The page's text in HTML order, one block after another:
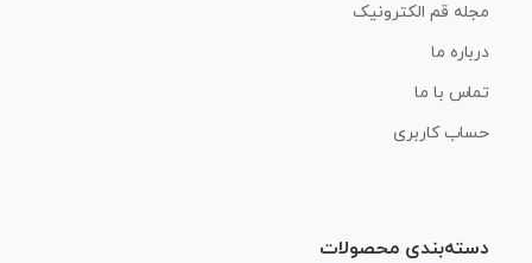
مجله قم الکترونیک
درباره ما
تماس با ما
حساب کاربری
دسته‌بندی محصولات